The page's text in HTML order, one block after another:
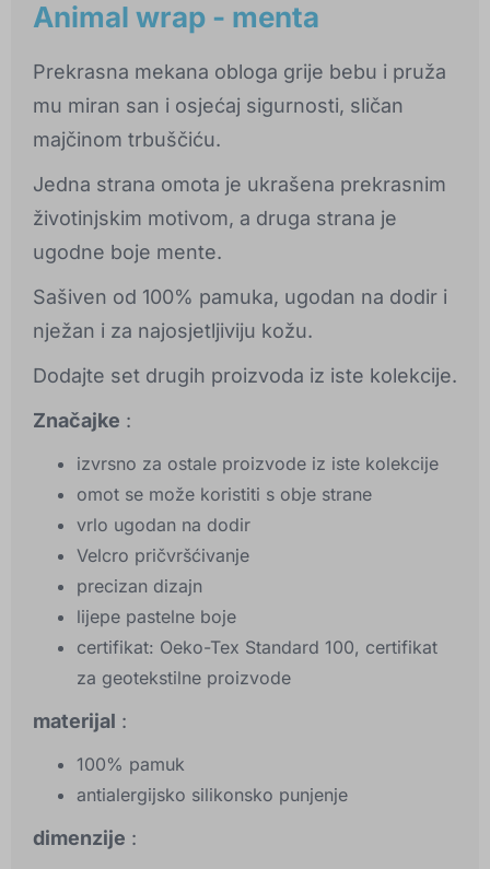
Animal wrap - menta
Prekrasna mekana obloga grije bebu i pruža
mu miran san i osjećaj sigurnosti, sličan
majčinom trbuščiću.
Jedna strana omota je ukrašena prekrasnim
životinjskim motivom, a druga strana je
ugodne boje mente.
Sašiven od 100% pamuka, ugodan na dodir i
nježan i za najosjetljiviju kožu.
Dodajte set drugih proizvoda iz iste kolekcije.
Značajke :
izvrsno za ostale proizvode iz iste kolekcije
omot se može koristiti s obje strane
vrlo ugodan na dodir
Velcro pričvršćivanje
precizan dizajn
lijepe pastelne boje
certifikat: Oeko-Tex Standard 100, certifikat
za geotekstilne proizvode
materijal :
100% pamuk
antialergijsko silikonsko punjenje
dimenzije :